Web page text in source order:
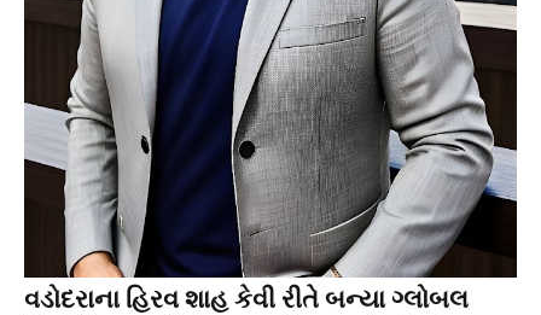
વડોદરાના હિરવ શાહ કેવી રીતે બન્યા ગ્લોબલ